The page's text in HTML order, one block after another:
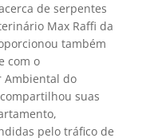
de serpentes
Max Raffi da
também
com o
Ambiental do
suas
pelo tráfico de